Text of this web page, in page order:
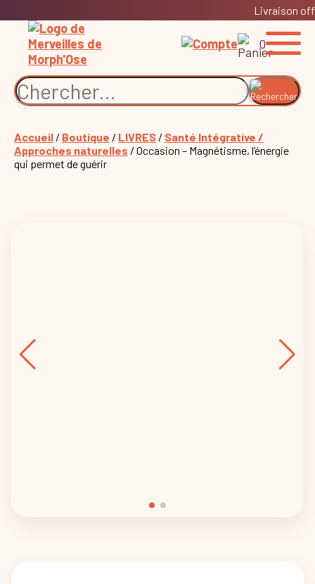
Livraison
0
Accueil / Boutique / LIVRES / Santé Intégrative /
Approches naturelles / Occasion – Magnétisme, l’énergie
qui permet de guérir